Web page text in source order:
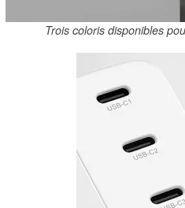
Trois coloris disponibles